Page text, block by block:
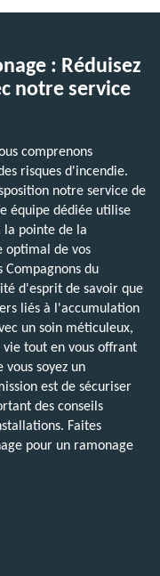
: Réduisez
notre service
comprenons
risques d'incendie.
notre service de
équipe dédiée utilise
la pointe de la
optimal de vos
Compagnons du
d'esprit de savoir que
liés à l'accumulation
un soin méticuleux,
tout en vous offrant
soyez un
est de sécuriser
des conseils
Faites
pour un ramonage